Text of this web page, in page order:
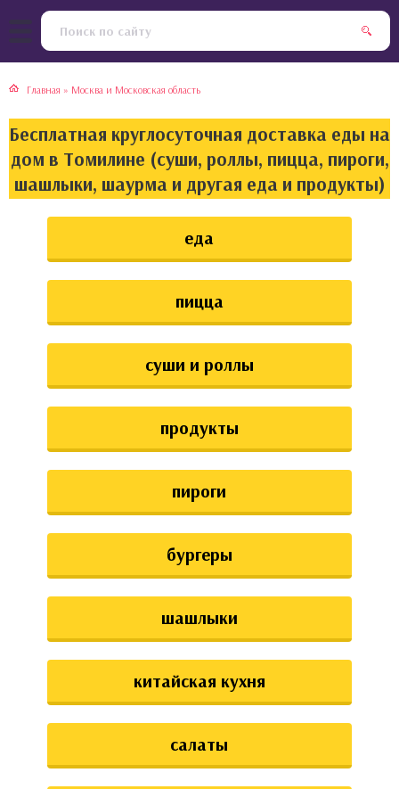
Главная » Москва и Московская область
Бесплатная круглосуточная доставка еды на
дом в Томилине (суши, роллы, пицца, пироги,
шашлыки, шаурма и другая еда и продукты)
еда
пицца
суши и роллы
продукты
пироги
бургеры
шашлыки
китайская кухня
салаты
кухня
кухня
кухня